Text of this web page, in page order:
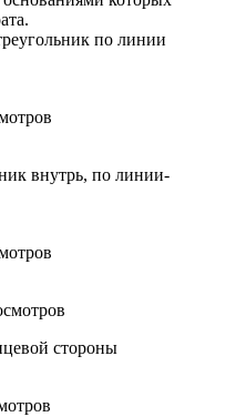
по линии
внутрь, по линии-
стороны